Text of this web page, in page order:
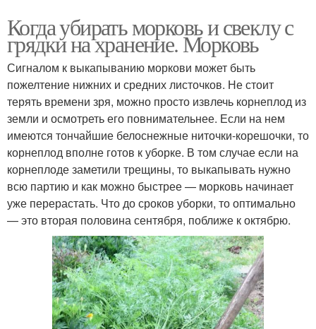
Когда убирать морковь и свеклу с
грядки на хранение. Морковь
Сигналом к выкапыванию моркови может быть
пожелтение нижних и средних листочков. Не стоит
терять времени зря, можно просто извлечь корнеплод из
земли и осмотреть его повнимательнее. Если на нем
имеются тончайшие белоснежные ниточки-корешочки, то
корнеплод вполне готов к уборке. В том случае если на
корнеплоде заметили трещины, то выкапывать нужно
всю партию и как можно быстрее — морковь начинает
уже перерастать. Что до сроков уборки, то оптимально
— это вторая половина сентября, поближе к октябрю.